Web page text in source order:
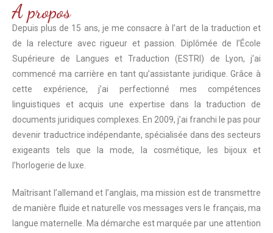
A propos
Depuis plus de 15 ans, je me consacre à l’art de la traduction et
de la relecture avec rigueur et passion. Diplômée de l’École
Supérieure de Langues et Traduction (ESTRI) de Lyon, j’ai
commencé ma carrière en tant qu’assistante juridique. Grâce à
cette expérience, j’ai perfectionné mes compétences
linguistiques et acquis une expertise dans la traduction de
documents juridiques complexes. En 2009, j’ai franchi le pas pour
devenir traductrice indépendante, spécialisée dans des secteurs
exigeants tels que la mode, la cosmétique, les bijoux et
l’horlogerie de luxe.
Maîtrisant l’allemand et l’anglais, ma mission est de transmettre
de manière fluide et naturelle vos messages vers le français, ma
langue maternelle. Ma démarche est marquée par une attention